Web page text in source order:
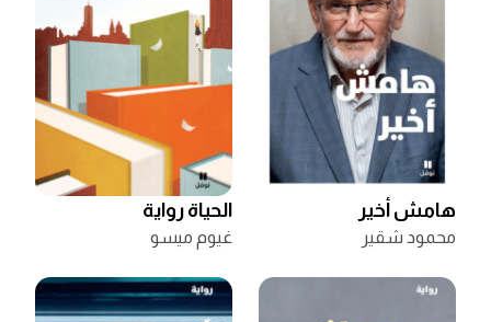
هامش أخير
محمود شقير
الحياة رواية
غيوم ميسو